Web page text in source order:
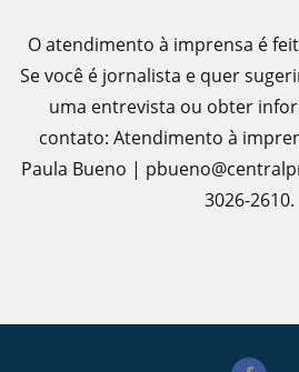
O atendimento à imprensa é
Se você é jornalista e quer
uma entrevista ou obter
contato: Atendimento à
Paula Bueno |
3026-2610.